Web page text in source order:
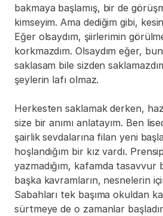
bakmaya başlamış, bir de
kimseyim. Ama dediğim gibi,
Eğer olsaydım, şiirlerimin
korkmazdım. Olsaydım eğer,
saklasam bile sizden
şeylerin lafı olmaz.
Herkesten saklamak derken,
size bir anımı anlatayım. Ben
şairlik sevdalarına filan yeni
hoşlandığım bir kız vardı.
yazmadığım, kafamda tasavvur
başka kavramların, nesnelerin
Sabahları tek başıma okuldan
sürtmeye de o zamanlar